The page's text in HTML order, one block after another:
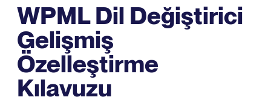
WPML Dil Değiştirici
Gelişmiş
Özelleştirme
Kılavuzu